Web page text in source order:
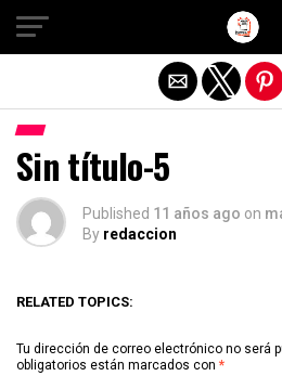
Sin título-5
Published 11 años ago on
By redaccion
RELATED TOPICS:
Tu dirección de correo electrónico no será
obligatorios están marcados con *
Salir de la